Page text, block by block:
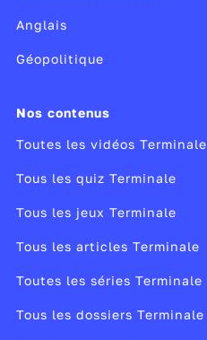
Anglais
Géopolitique
Nos contenus
Toutes les vidéos Terminale
Tous les quiz Terminale
Tous les jeux Terminale
Tous les articles Terminale
Toutes les séries Terminale
Tous les dossiers Terminale